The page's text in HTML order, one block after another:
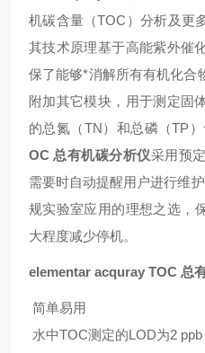
机碳含量（TOC）分析及更多
其技术原理基于高能紫外催化
保了能够*消解所有有机化合
附加其它模块，用于测
的总氮（TN）和总磷（TP）含
OC 总有机碳分析仪采用预定
需要时自动提醒用户进行维护
规实验室应用的理想之选
大程度减少停机。
elementar acquray TOC 总
简单易用
水中TOC测定的LOD为2 ppb